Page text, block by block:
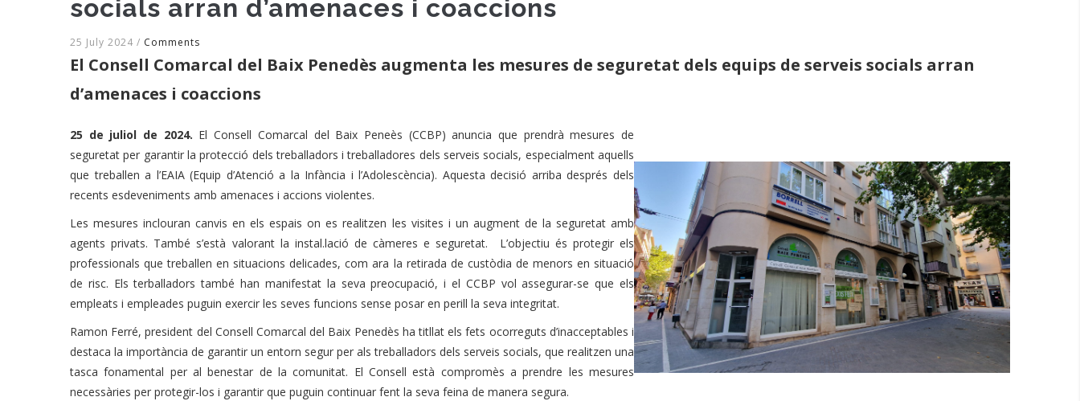
socials arran d’amenaces i coaccions
25 July 2024 / Comments
El Consell Comarcal del Baix Penedès augmenta les mesures de seguretat dels equips de serveis socials arran
d’amenaces i coaccions
25 de juliol de 2024. El Consell Comarcal del Baix Peneès (CCBP) anuncia que prendrà mesures de
seguretat per garantir la protecció dels treballadors i treballadores dels serveis socials, especialment aquells
que treballen a l’EAIA (Equip d’Atenció a la Infància i l’Adolescència). Aquesta decisió arriba després dels
recents esdeveniments amb amenaces i accions violentes.
Les mesures inclouran canvis en els espais on es realitzen les visites i un augment de la seguretat amb
agents privats. També s’està valorant la instal.lació de càmeres e seguretat. L’objectiu és protegir els
professionals que treballen en situacions delicades, com ara la retirada de custòdia de menors en situació
de risc. Els terballadors també han manifestat la seva preocupació, i el CCBP vol assegurar-se que els
empleats i empleades puguin exercir les seves funcions sense posar en perill la seva integritat.
Ramon Ferré, president del Consell Comarcal del Baix Penedès ha titllat els fets ocorreguts d’inacceptables i
destaca la importància de garantir un entorn segur per als treballadors dels serveis socials, que realitzen una
tasca fonamental per al benestar de la comunitat. El Consell està compromès a prendre les mesures
necessàries per protegir-los i garantir que puguin continuar fent la seva feina de manera segura.